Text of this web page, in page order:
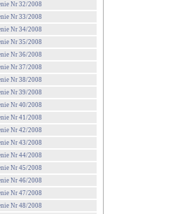
Nr 32/2008
Nr 33/2008
Nr 34/2008
Nr 35/2008
Nr 36/2008
Nr 37/2008
Nr 38/2008
Nr 39/2008
Nr 40/2008
Nr 41/2008
Nr 42/2008
Nr 43/2008
Nr 44/2008
Nr 45/2008
Nr 46/2008
Nr 47/2008
Nr 48/2008